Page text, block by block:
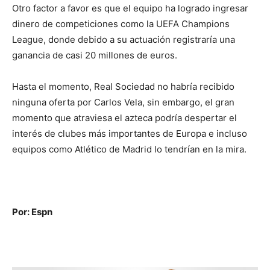
Otro factor a favor es que el equipo ha logrado ingresar
dinero de competiciones como la UEFA Champions
League, donde debido a su actuación registraría una
ganancia de casi 20 millones de euros.
Hasta el momento, Real Sociedad no habría recibido
ninguna oferta por Carlos Vela, sin embargo, el gran
momento que atraviesa el azteca podría despertar el
interés de clubes más importantes de Europa e incluso
equipos como Atlético de Madrid lo tendrían en la mira.
Por: Espn